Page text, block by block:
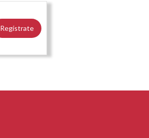
Regístrate